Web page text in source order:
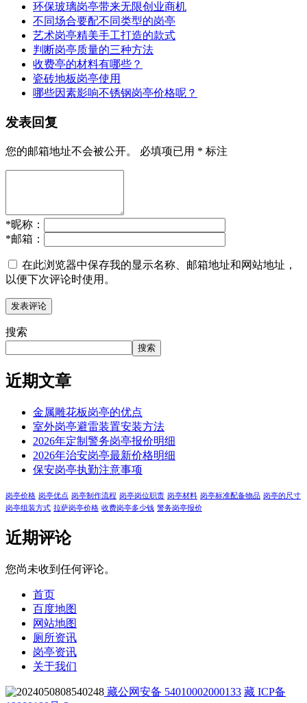
环保玻璃岗亭带来无限创业商机
不同场合要配不同类型的岗亭
艺术岗亭精美手工打造的款式
判断岗亭质量的三种方法
收费亭的材料有哪些？
瓷砖地板岗亭使用
哪些因素影响不锈钢岗亭价格呢？
发表回复
您的邮箱地址不会被公开。 必填项已用 * 标注
*昵称：
*邮箱：
在此浏览器中保存我的显示名称、邮箱地址和网站地址，
以便下次评论时使用。
搜索
搜索
近期文章
金属雕花板岗亭的优点
室外岗亭避雷装置安装方法
2026年定制警务岗亭报价明细
2026年治安岗亭最新价格明细
保安岗亭执勤注意事项
岗亭价格 岗亭优点 岗亭制作流程 岗亭岗位职责 岗亭材料 岗亭标准配备物品 岗亭的尺寸
岗亭组装方式 拉萨岗亭价格 收费岗亭多少钱 警务岗亭报价
近期评论
您尚未收到任何评论。
首页
百度地图
网站地图
厕所资讯
岗亭资讯
关于我们
藏公网安备 54010002000133 藏 ICP备